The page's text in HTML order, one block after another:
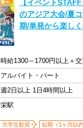
【イベント
のアジア大会/夏
期/単発から楽し
アルバイト・パート
週2日以上 1日4時間以上
栄駅
大学生歓迎
短期（1ヶ月以内